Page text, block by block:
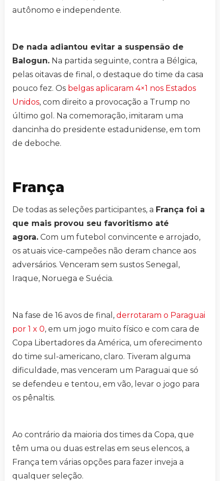
autônomo e independente.
De nada adiantou evitar a suspensão de
Balogun. Na partida seguinte, contra a Bélgica,
pelas oitavas de final, o destaque do time da casa
pouco fez. Os belgas aplicaram 4×1 nos Estados
Unidos, com direito a provocação a Trump no
último gol. Na comemoração, imitaram uma
dancinha do presidente estadunidense, em tom
de deboche.
França
De todas as seleções participantes, a França foi a
que mais provou seu favoritismo até
agora. Com um futebol convincente e arrojado,
os atuais vice-campeões não deram chance aos
adversários. Venceram sem sustos Senegal,
Iraque, Noruega e Suécia.
Na fase de 16 avos de final, derrotaram o Paraguai
por 1 x 0, em um jogo muito físico e com cara de
Copa Libertadores da América, um oferecimento
do time sul-americano, claro. Tiveram alguma
dificuldade, mas venceram um Paraguai que só
se defendeu e tentou, em vão, levar o jogo para
os pênaltis.
Ao contrário da maioria dos times da Copa, que
têm uma ou duas estrelas em seus elencos, a
França tem várias opções para fazer inveja a
qualquer seleção.